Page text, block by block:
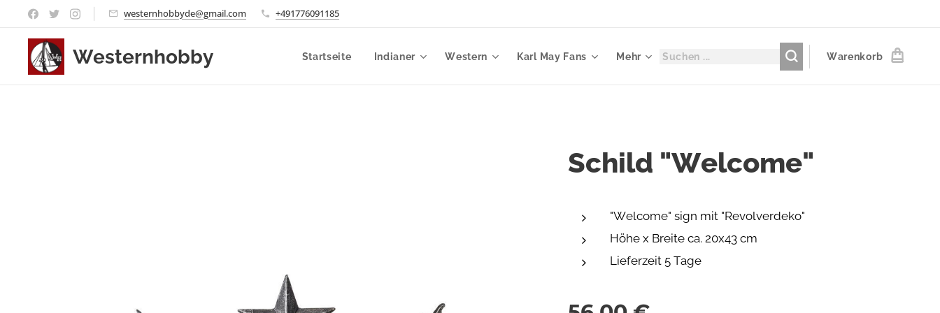
westernhobbyde@gmail.com +491776091185
Westernhobby Startseite Indianer Western Karl May Fans Mehr Warenkorb
Schild "Welcome"
"Welcome" sign mit "Revolverdeko"
Höhe x Breite ca. 20x43 cm
Lieferzeit 5 Tage